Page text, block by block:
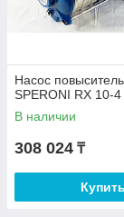
Насос
SPERONI RX 10-4
В наличии
308 024 ₸
Купить